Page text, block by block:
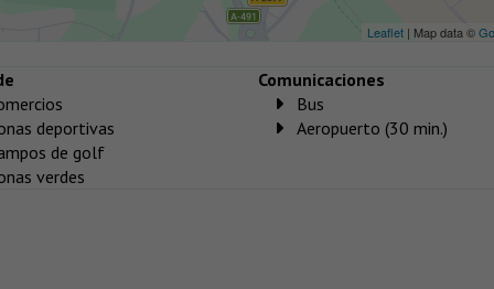
Leaflet| Map data ©
deportivas
de golf
verdes
Comunicaciones
Bus
Aeropuerto (30 min.)